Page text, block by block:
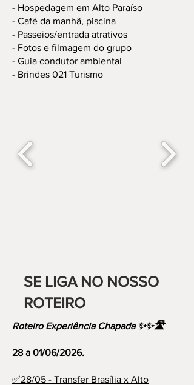
- Hospedagem em Alto Paraíso
- Café da manhã, piscina
- Passeios/entrada atrativos
- Fotos e filmagem do grupo
- Guia condutor ambiental
- Brindes 021 Turismo
SE LIGA NO NOSSO
ROTEIRO
Roteiro Experiência Chapada ✨✨🛣️
28 a 01/06/2026.
✅28/05 - Transfer Brasília x Alto